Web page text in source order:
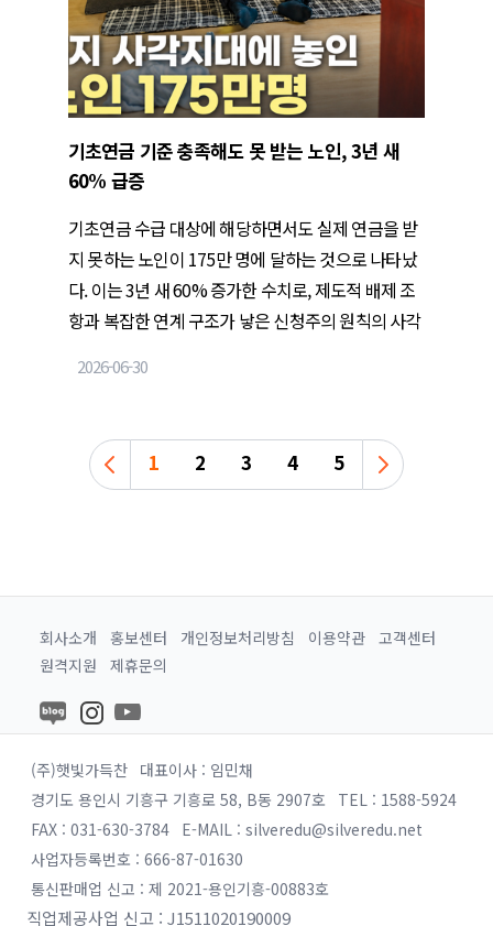
기초연금 기준 충족해도 못 받는 노인, 3년 새
60% 급증
기초연금 수급 대상에 해당하면서도 실제 연금을 받
지 못하는 노인이 175만 명에 달하는 것으로 나타났
다. 이는 3년 새 60% 증가한 수치로, 제도적 배제 조
항과 복잡한 연계 구조가 낳은 신청주의 원칙의 사각
2026-06-30
회사소개 홍보센터 개인정보처리방침 이용약관 고객센터
원격지원
제휴문의
(주)햇빛가득찬 대표이사 : 임민채
경기도 용인시 기흥구 기흥로 58, B동 2907호
TEL : 1588-5924
FAX : 031-630-3784 E-MAIL : silveredu@silveredu.net
사업자등록번호 : 666-87-01630
통신판매업 신고 : 제 2021-용인기흥-00883호
직업제공사업 신고 : J1511020190009